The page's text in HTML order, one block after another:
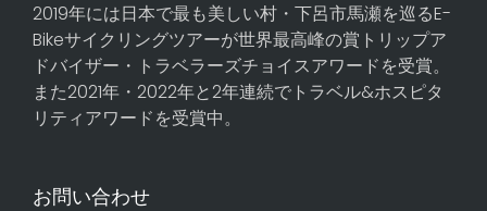
2019年には日本で最も美しい村・下呂市馬瀬を巡るE-
Bikeサイクリングツアーが世界最高峰の賞トリップア
ドバイザー・トラベラーズチョイスアワードを受賞。
また2021年・2022年と2年連続でトラベル&ホスピタ
リティアワードを受賞中。
お問い合わせ